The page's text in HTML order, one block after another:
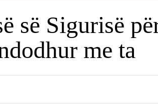
së Sigurisë
me ta